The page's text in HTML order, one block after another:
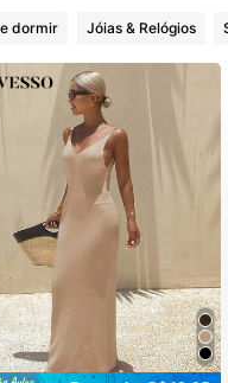
dormir Jóias & Relógios